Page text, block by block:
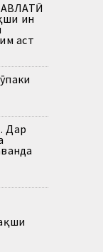
ин
аст
Дар